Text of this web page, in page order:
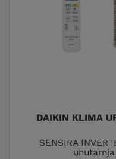
DAIKIN KLIMA
SENSIRA